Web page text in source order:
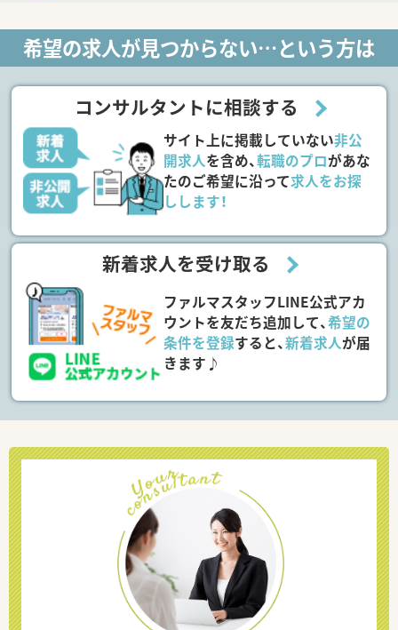
希望の求人が見つからない…という方は
コンサルタントに相談する
サイト上に掲載していない非公
開求人を含め、転職のプロがあな
たのご希望に沿って求人をお探
しします！
新着求人を受け取る
ファルマスタッフLINE公式アカ
ウントを友だち追加して、希望の
条件を登録すると、新着求人が届
きます♪